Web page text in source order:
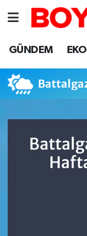
GÜNDEM
Sinop
Sinop
Sinop
Süper Lig
Son